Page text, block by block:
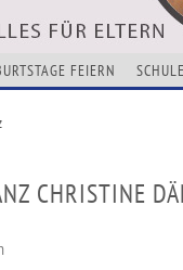
FEIERN
CHRISTINE